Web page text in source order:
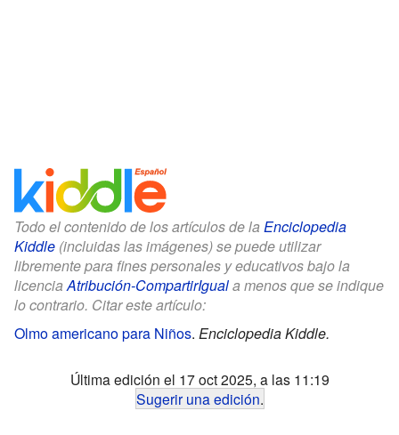
Todo el contenido de los artículos de la Enciclopedia
Kiddle (incluidas las imágenes) se puede utilizar
libremente para fines personales y educativos bajo la
licenciaAtribución-CompartirIguala menos que se indique
lo contrario. Citar este artículo:
Olmo americano para Niños. Enciclopedia Kiddle.
Última edición el 17 oct 2025, a las 11:19
Sugerir una edición.